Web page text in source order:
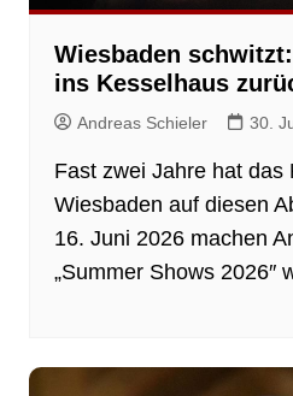
Wiesbaden
ins Kesselhaus
Andreas Schieler 30.
Fast zwei Jahre hat das
Wiesbaden auf diesen
16. Juni 2026 machen
„Summer Shows 2026″